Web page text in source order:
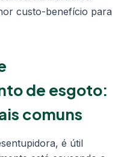
custo-benefício para
de esgoto:
comuns
é útil